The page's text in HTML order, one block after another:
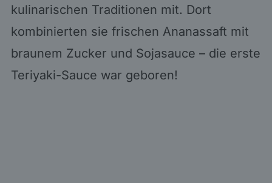
kulinarischen Traditionen mit. Dort
kombinierten sie frischen Ananassaft mit
braunem Zucker und Sojasauce – die erste
Teriyaki-Sauce war geboren!